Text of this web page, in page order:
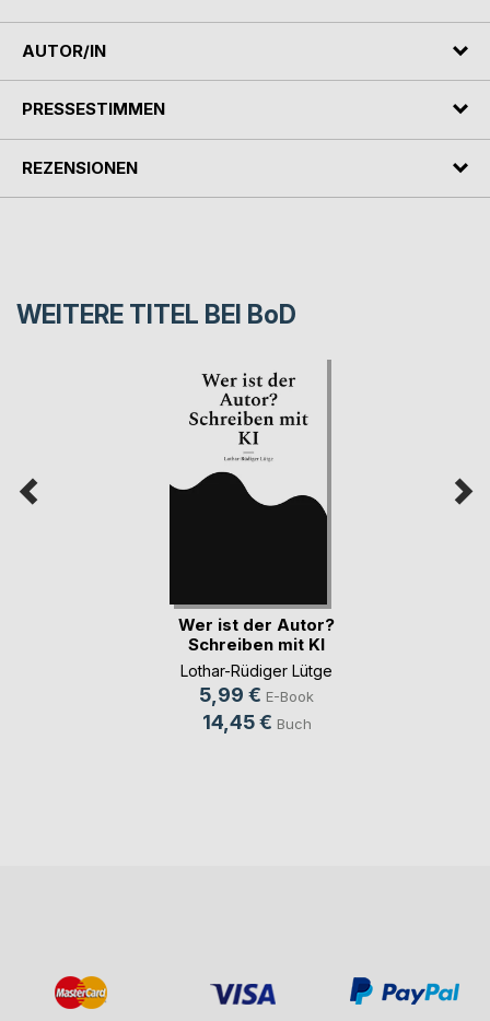
AUTOR/IN
PRESSESTIMMEN
REZENSIONEN
WEITERE TITEL BEI BoD
Wer ist der Autor?
Schreiben mit KI
Lothar-Rüdiger Lütge
5,99 € E-Book
14,45 € Buch